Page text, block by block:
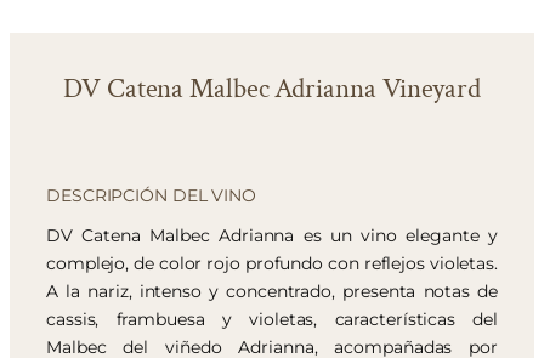
DV Catena Malbec Adrianna Vineyard
DESCRIPCIÓN DEL VINO
DV Catena Malbec Adrianna es un vino elegante y
complejo, de color rojo profundo con reflejos violetas.
A la nariz, intenso y concentrado, presenta notas de
cassis, frambuesa y violetas, características del
Malbec del viñedo Adrianna, acompañadas por